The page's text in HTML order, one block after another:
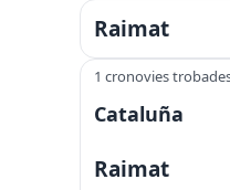
Raimat
1 cronovies
Cataluña
Raimat